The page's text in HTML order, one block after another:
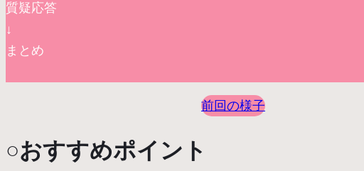
質疑応答
↓
まとめ
前回の様子
○おすすめポイント